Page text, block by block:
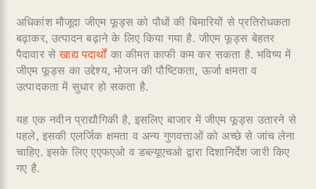
अधिकांश मौजूदा जीएम फूड्स को पौधों की बिमारियों से प्रतिरोधकता
बढ़ाकर, उत्पादन बढ़ाने के लिए किया गया है. जीएम फूड्स बेहतर
पैदावार सेखाद्य पदार्थोंका कीमत काफी कम कर सकता है. भविष्य में
जीएम फूड्स का उद्देश्य, भोजन की पौष्टिकता, ऊर्जा क्षमता व
उत्पादकता में सुधार हो सकता है.
यह एक नवीन प्राद्यौगिकी है, इसलिए बाजार में जीएम फूड्स उतारने से
पहले, इसकी एलर्जिक क्षमता व अन्य गुणवत्ताओं को अच्छे से जांच लेना
चाहिए. इसके लिए एएफएओ व डब्ल्यूएचओ द्वारा दिशानिर्देश जारी किए
गए है.